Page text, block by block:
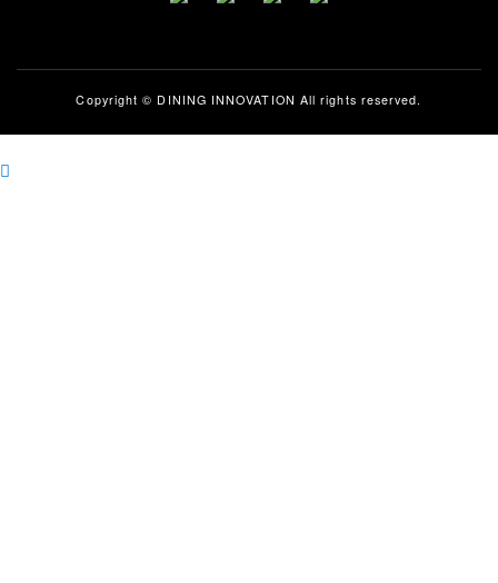
Copyright © DINING INNOVATION All rights reserved.